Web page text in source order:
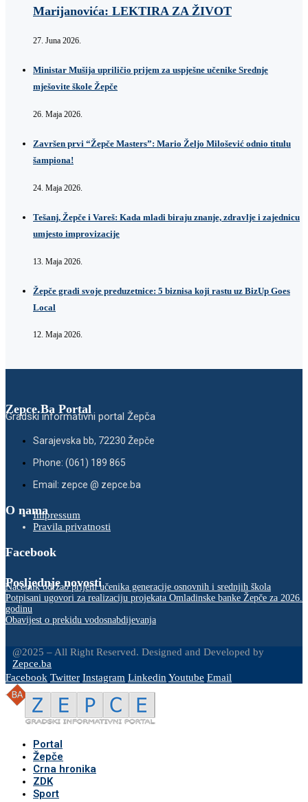
Marijanovića: LEKTIRA ZA ŽIVOT
27. Juna 2026.
Ministar Mušija upriličio prijem za uspješne učenike Srednje
mješovite škole Žepče
26. Maja 2026.
Završen prvi “Žepče Masters”: Mario Željo Milošević odnio titulu
šampiona!
24. Maja 2026.
Tešanj, Žepče i Vareš: Kada mladi biraju znanje, zdravlje i zajednicu
umjesto improvizacije
13. Maja 2026.
Žepče gradi svoje preduzetnice: 5 biznisa koji rastu uz BizUp Goes
Local
12. Maja 2026.
Zepce.Ba Portal
Gradski informativni portal Žepča
Sarajevska bb, 72230 Žepče
Phone: (061) 189 865
Email: zepce @ zepce.ba
O namaImpressum
Pravila privatnosti
Facebook
Posljednje novosti
Načelnik održao prijem učenika generacije osnovnih i srednjih škola
Potpisani ugovori za realizaciju projekata Omladinske banke Žepče za 2026.
godinu
Obavijest o prekidu vodosnabdijevanja
@2025 – All Right Reserved. Designed and Developed by
Zepce.ba
Facebook Twitter Instagram LinkedinYoutube Email
Portal
Žepče
Crna hronika
ZDK
Sport